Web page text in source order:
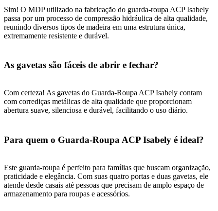
Sim! O MDP utilizado na fabricação do guarda-roupa ACP Isabely
passa por um processo de compressão hidráulica de alta qualidade,
reunindo diversos tipos de madeira em uma estrutura única,
extremamente resistente e durável.
As gavetas são fáceis de abrir e fechar?
Com certeza! As gavetas do Guarda-Roupa ACP Isabely contam
com corrediças metálicas de alta qualidade que proporcionam
abertura suave, silenciosa e durável, facilitando o uso diário.
Para quem o Guarda-Roupa ACP Isabely é ideal?
Este guarda-roupa é perfeito para famílias que buscam organização,
praticidade e elegância. Com suas quatro portas e duas gavetas, ele
atende desde casais até pessoas que precisam de amplo espaço de
armazenamento para roupas e acessórios.